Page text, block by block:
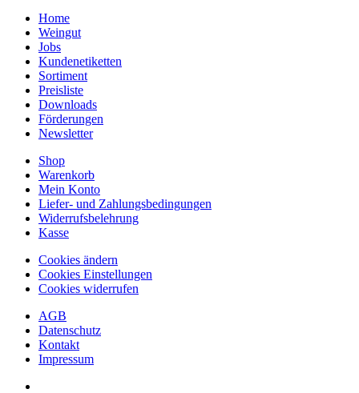
Home
Weingut
Jobs
Kundenetiketten
Sortiment
Preisliste
Downloads
Förderungen
Newsletter
Shop
Warenkorb
Mein Konto
Liefer- und Zahlungsbedingungen
Widerrufsbelehrung
Kasse
Cookies ändern
Cookies Einstellungen
Cookies widerrufen
AGB
Datenschutz
Kontakt
Impressum